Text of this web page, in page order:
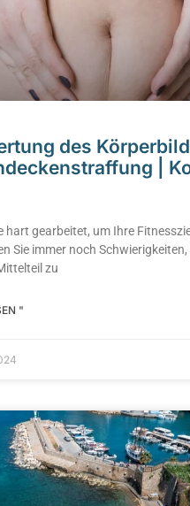
des
|
hart gearbeitet, um Ihre
Sie immer noch
zu
"